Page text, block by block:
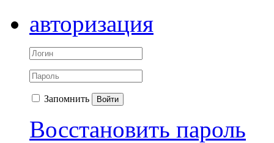
авторизация
Запомнить Войти
Восстановить пароль